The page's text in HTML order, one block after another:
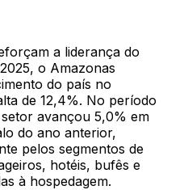
a liderança do
o Amazonas
do país no
de 12,4%. No período
avançou 5,0% em
do ano anterior,
pelos segmentos de
hotéis, bufês e
à hospedagem.